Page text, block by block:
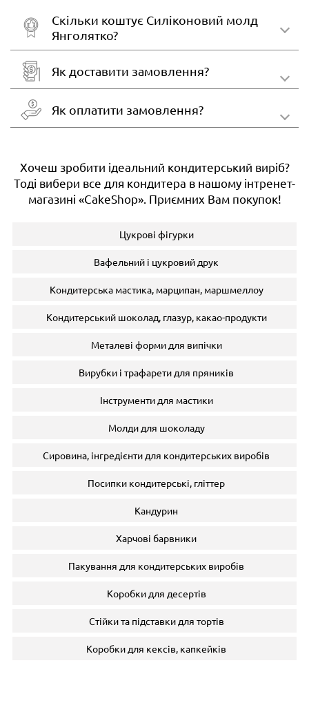
Скільки коштує Силіконовий молд
Янголятко?
Як доставити замовлення?
Як оплатити замовлення?
Хочеш зробити ідеальний кондитерський виріб?
Тоді вибери все для кондитера в нашому інтренет-
магазині «CakeShop». Приємних Вам покупок!
Цукрові фігурки
Вафельний і цукровий друк
Кондитерська мастика, марципан, маршмеллоу
Кондитерський шоколад, глазур, какао-продукти
Металеві форми для випічки
Вирубки і трафарети для пряників
Інструменти для мастики
Молди для шоколаду
Сировина, інгредієнти для кондитерських виробів
Посипки кондитерські, гліттер
Кандурин
Харчові барвники
Пакування для кондитерських виробів
Коробки для десертів
Стійки та підставки для тортів
Коробки для кексів, капкейків